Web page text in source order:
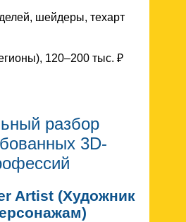
шейдеры, техарт
120–200 тыс. ₽
разбор
3D-
Artist (Художник